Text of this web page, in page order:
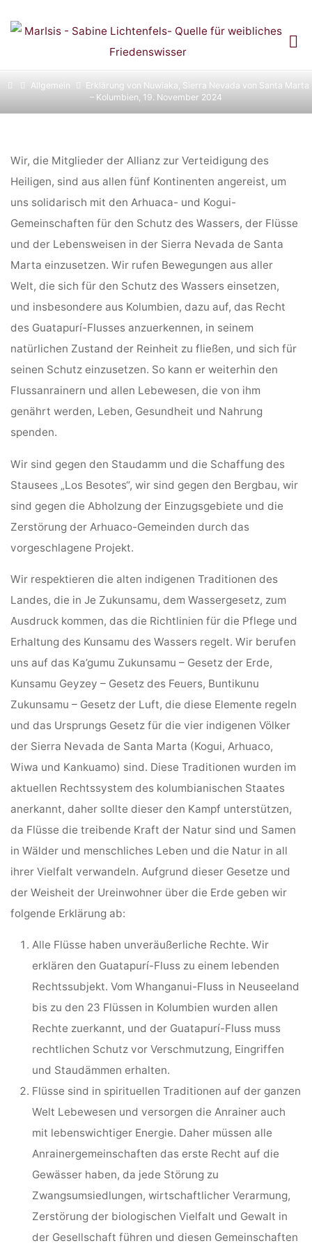
NUWIAKA, SIERRA
NEVADA VON SANTA
MARTA –
KOLUMBIEN, 19.
NOVEMBER 2024
HomeAllgemein
Erklärung von Nuwiaka, Sierra Nevada von Santa Marta
– Kolumbien, 19. November 2024
Wir, die Mitglieder der Allianz zur Verteidigung des
Heiligen, sind aus allen fünf Kontinenten angereist, um
uns solidarisch mit den Arhuaca- und Kogui-
Gemeinschaften für den Schutz des Wassers, der Flüsse
und der Lebensweisen in der Sierra Nevada de Santa
Marta einzusetzen. Wir rufen Bewegungen aus aller
Welt, die sich für den Schutz des Wassers einsetzen,
und insbesondere aus Kolumbien, dazu auf, das Recht
des Guatapurí-Flusses anzuerkennen, in seinem
natürlichen Zustand der Reinheit zu fließen, und sich für
seinen Schutz einzusetzen. So kann er weiterhin den
Flussanrainern und allen Lebewesen, die von ihm
genährt werden, Leben, Gesundheit und Nahrung
spenden.
Wir sind gegen den Staudamm und die Schaffung des
Stausees „Los Besotes“, wir sind gegen den Bergbau, wir
sind gegen die Abholzung der Einzugsgebiete und die
Zerstörung der Arhuaco-Gemeinden durch das
vorgeschlagene Projekt.
Wir respektieren die alten indigenen Traditionen des
Landes, die in Je Zukunsamu, dem Wassergesetz, zum
Ausdruck kommen, das die Richtlinien für die Pflege und
Erhaltung des Kunsamu des Wassers regelt. Wir berufen
uns auf das Ka’gumu Zukunsamu – Gesetz der Erde,
Kunsamu Geyzey – Gesetz des Feuers, Buntikunu
Zukunsamu – Gesetz der Luft, die diese Elemente regeln
und das Ursprungs Gesetz für die vier indigenen Völker
der Sierra Nevada de Santa Marta (Kogui, Arhuaco,
Wiwa und Kankuamo) sind. Diese Traditionen wurden im
aktuellen Rechtssystem des kolumbianischen Staates
anerkannt, daher sollte dieser den Kampf unterstützen,
da Flüsse die treibende Kraft der Natur sind und Samen
in Wälder und menschliches Leben und die Natur in all
ihrer Vielfalt verwandeln. Aufgrund dieser Gesetze und
der Weisheit der Ureinwohner über die Erde geben wir
folgende Erklärung ab:
Alle Flüsse haben unveräußerliche Rechte. Wir
erklären den Guatapurí-Fluss zu einem lebenden
Rechtssubjekt. Vom Whanganui-Fluss in Neuseeland
bis zu den 23 Flüssen in Kolumbien wurden allen
Rechte zuerkannt, und der Guatapurí-Fluss muss
rechtlichen Schutz vor Verschmutzung, Eingriffen
und Staudämmen erhalten.
Flüsse sind in spirituellen Traditionen auf der ganzen
Welt Lebewesen und versorgen die Anrainer auch
mit lebenswichtiger Energie. Daher müssen alle
Anrainergemeinschaften das erste Recht auf die
Gewässer haben, da jede Störung zu
Zwangsumsiedlungen, wirtschaftlicher Verarmung,
Zerstörung der biologischen Vielfalt und Gewalt in
der Gesellschaft führen und diesen Gemeinschaften